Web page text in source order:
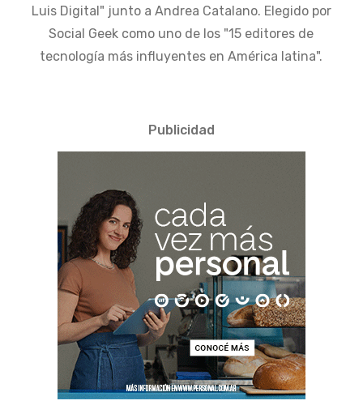
Luis Digital" junto a Andrea Catalano. Elegido por
Social Geek como uno de los "15 editores de
tecnología más influyentes en América latina".
Publicidad